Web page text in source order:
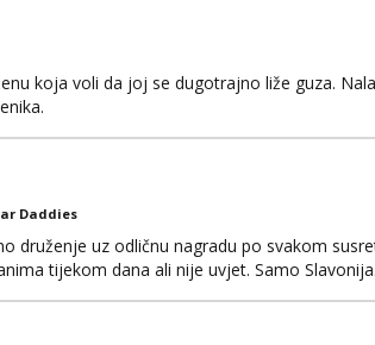
koja voli da joj se dugotrajno liže guza.
Daddies
druženje uz odličnu nagradu po svakom
tijekom dana ali nije uvjet. Samo